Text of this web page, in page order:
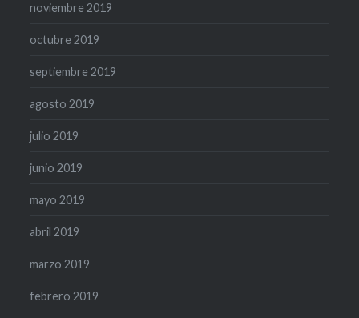
noviembre 2019
octubre 2019
septiembre 2019
agosto 2019
julio 2019
junio 2019
mayo 2019
abril 2019
marzo 2019
febrero 2019